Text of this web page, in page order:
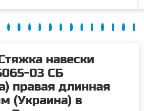
навески
03 СБ
правая длинная
(Украина) в